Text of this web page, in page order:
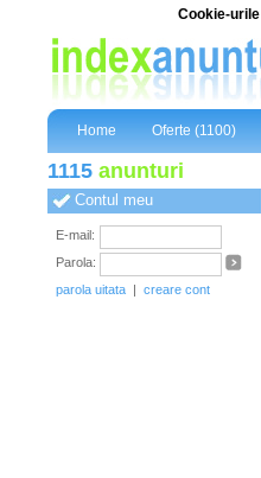
Cookie-urile
Home Oferte (1100)
1115 anunturi
Contul meu
E-mail:
Parola:
parola uitata | creare cont